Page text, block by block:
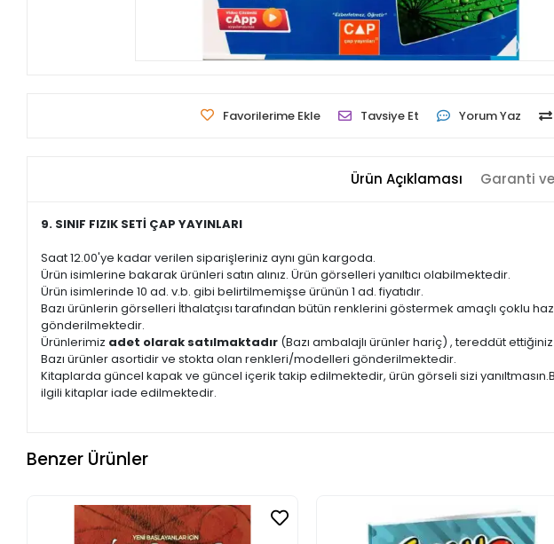
Favorilerime Ekle Tavsiye Et Yorum Yaz
Ürün Açıklaması Garanti
9. SINIF FIZIK SETİ ÇAP YAYINLARI
Saat 12.00'ye kadar verilen siparişleriniz aynı gün kargoda.
Ürün isimlerine bakarak ürünleri satın alınız. Ürün görselleri yanıltıcı olabilmektedir.
Ürün isimlerinde 10 ad. v.b. gibi belirtilmemişse ürünün 1 ad. fiyatıdır.
Bazı ürünlerin görselleri İthalatçısı tarafından bütün renklerini göstermek amaçlı çoklu
gönderilmektedir.
Ürünlerimiz adet olarak satılmaktadır (Bazı ambalajlı ürünler hariç) , tereddüt
Bazı ürünler asortidir ve stokta olan renkleri/modelleri gönderilmektedir.
Kitaplarda güncel kapak ve güncel içerik takip edilmektedir, ürün görseli sizi
ilgili kitaplar iade edilmektedir.
Benzer Ürünler